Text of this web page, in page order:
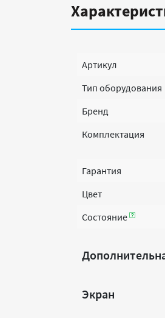
Артикул
Тип оборудования
Бренд
Комплектация
Гарантия
Цвет
Состояние
Экран